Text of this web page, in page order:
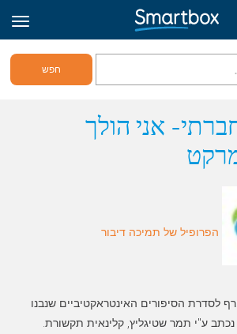
גריד אונליין
היכנס
אני הולך
הפרופיל של תמיכה דיבור
לסדרת הסיפורים האינטראקטיביים שנבנו